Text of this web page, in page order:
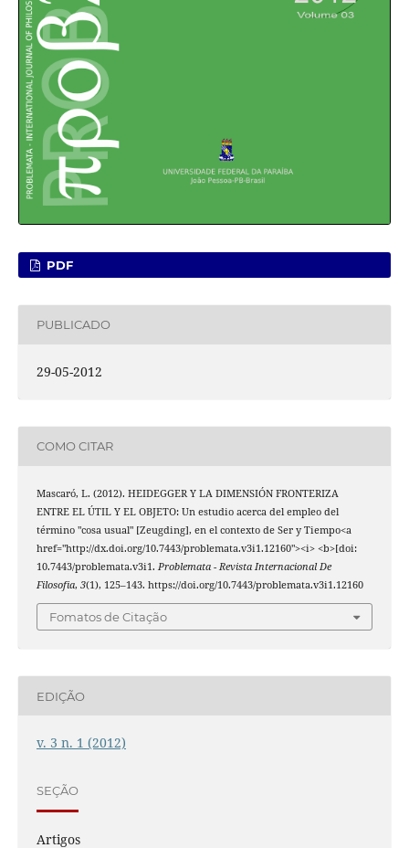
PDF
PUBLICADO
29-05-2012
COMO CITAR
Mascaró, L. (2012). HEIDEGGER Y LA DIMENSIÓN FRONTERIZA
ENTRE EL ÚTIL Y EL OBJETO: Un estudio acerca del empleo del
término "cosa usual" [Zeugding], en el contexto de Ser y Tiempo<a
href="http://dx.doi.org/10.7443/problemata.v3i1.12160"><i> <b>[doi:
10.7443/problemata.v3i1. Problemata - Revista Internacional De
Filosofia, 3(1), 125–143. https://doi.org/10.7443/problemata.v3i1.12160
Fomatos de Citação
EDIÇÃO
v. 3 n. 1 (2012)
SEÇÃO
Artigos